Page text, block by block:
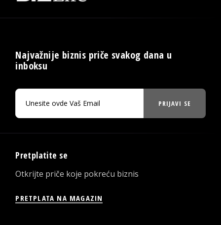
Najvažnije biznis priče svakog dana u
inboksu
PRIJAVI SE
Pretplatite se
Otkrijte priče koje pokreću biznis
PRETPLATA NA MAGAZIN